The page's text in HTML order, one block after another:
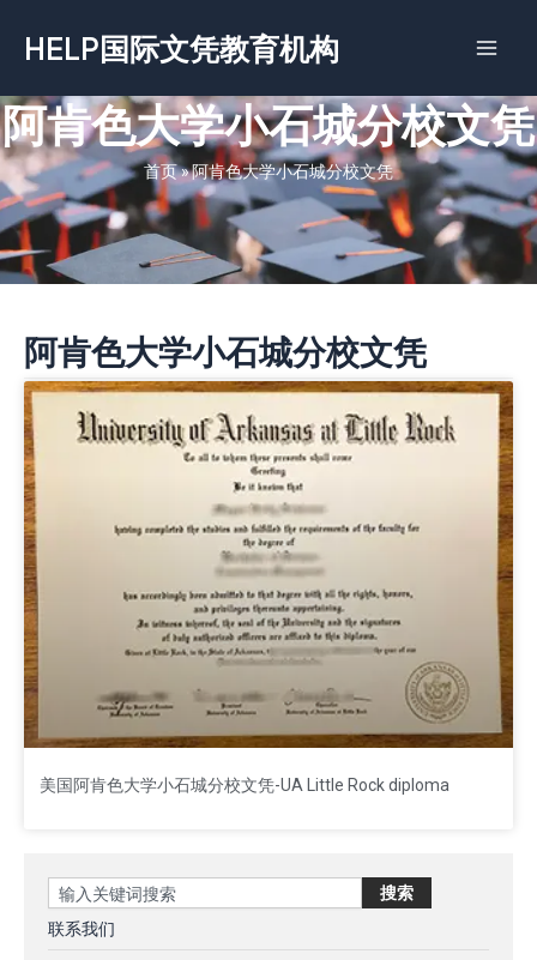
容
HELP国际文凭教育机构
阿肯色大学小石城分校文凭
首页»阿肯色大学小石城分校文凭
阿肯色大学小石城分校文凭
美国阿肯色大学小石城分校文凭-UA Little Rock diploma
Search 搜索
联系我们